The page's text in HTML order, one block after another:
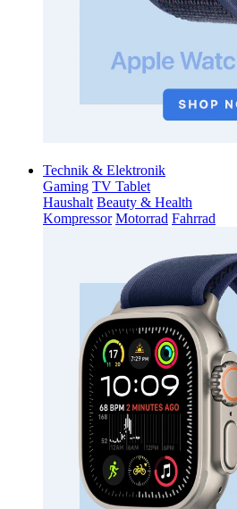
Technik & Elektronik
Gaming TV Tablet
Haushalt Beauty & Health
Kompressor Motorrad Fahrrad